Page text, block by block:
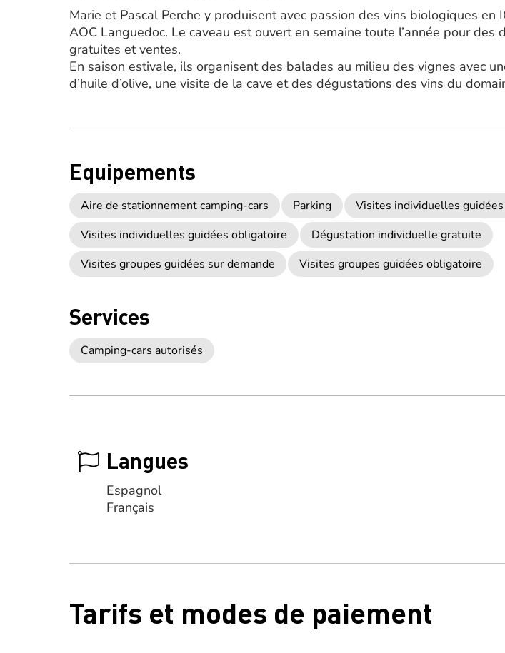
Marie et Pascal Perche y produisent avec passion des vins biologiques en
AOC Languedoc. Le caveau est ouvert en semaine toute l’année pour des
gratuites et ventes.
En saison estivale, ils organisent des balades au milieu des vignes avec
d’huile d’olive, une visite de la cave et des dégustations des vins du
Equipements
Aire de stationnement camping-cars Parking
Visites individuelles
Visites individuelles guidées obligatoire
Dégustation individuelle gratuite
Visites groupes guidées sur demande
Visites groupes guidées obligatoire
Services
Camping-cars autorisés
Langues
Espagnol
Français
Tarifs et modes de paiement